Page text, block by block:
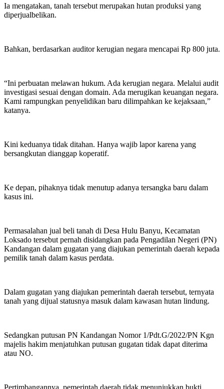
Ia mengatakan, tanah tersebut merupakan hutan produksi yang
diperjualbelikan.
Bahkan, berdasarkan auditor kerugian negara mencapai Rp 800 juta.
“Ini perbuatan melawan hukum. Ada kerugian negara. Melalui audit
investigasi sesuai dengan domain. Ada merugikan keuangan negara.
Kami rampungkan penyelidikan baru dilimpahkan ke kejaksaan,”
katanya.
Kini keduanya tidak ditahan. Hanya wajib lapor karena yang
bersangkutan dianggap koperatif.
Ke depan, pihaknya tidak menutup adanya tersangka baru dalam
kasus ini.
Permasalahan jual beli tanah di Desa Hulu Banyu, Kecamatan
Loksado tersebut pernah disidangkan pada Pengadilan Negeri (PN)
Kandangan dalam gugatan yang diajukan pemerintah daerah kepada
pemilik tanah dalam kasus perdata.
Dalam gugatan yang diajukan pemerintah daerah tersebut, ternyata
tanah yang dijual statusnya masuk dalam kawasan hutan lindung.
Sedangkan putusan PN Kandangan Nomor 1/Pdt.G/2022/PN Kgn
majelis hakim menjatuhkan putusan gugatan tidak dapat diterima
atau NO.
Pertimbangannya, pemerintah daerah tidak menunjukkan bukti